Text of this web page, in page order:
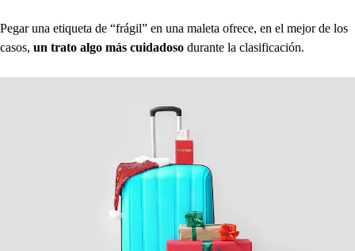
Pegar una etiqueta de “frágil” en una maleta ofrece, en el mejor de los
casos, un trato algo más cuidadoso durante la clasificación.